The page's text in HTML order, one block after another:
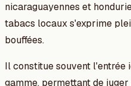
nicaraguayennes et
tabacs locaux s'exprime
bouffées.
Il constitue souvent l'entrée
gamme, permettant de